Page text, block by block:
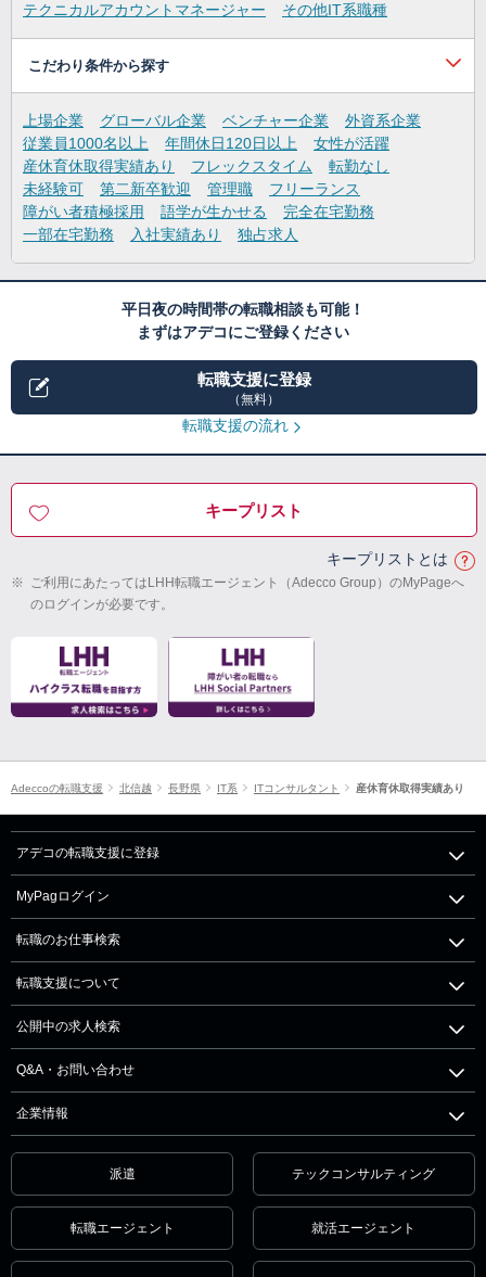
テクニカルアカウントマネージャー
その他IT系職種
こだわり条件から探す
上場企業 グローバル企業 ベンチャー企業
外資系企業
従業員1000名以上
年間休日120日以上
女性が活躍
産休育休取得実績あり
フレックスタイム
転勤なし
未経験可
第二新卒歓迎 管理職
フリーランス
障がい者積極採用
語学が生かせる
完全在宅勤務
一部在宅勤務
入社実績あり 独占求人
平日夜の時間帯の転職相談も可能！
まずはアデコにご登録ください
転職支援に登録
（無料）
転職支援の流れ
キープリスト
キープリストとは
※ ご利用にあたってはLHH転職エージェント（Adecco Group）のMyPageへ
のログインが必要です。
Adeccoの転職支援 北信越 長野県 IT系 ITコンサルタント 産休育休取得実績あり
アデコの転職支援に登録
MyPagログイン
転職のお仕事検索
転職支援について
公開中の求人検索
Q&A・お問い合わせ
企業情報
派遣 テックコンサルティング
転職エージェント 就活エージェント